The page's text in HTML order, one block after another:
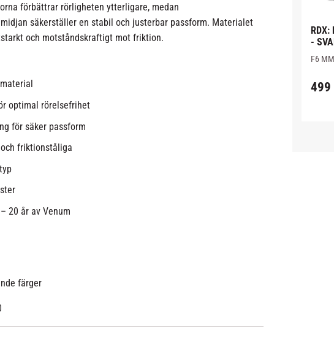
förbättrar rörligheten ytterligare, medan
säkerställer en stabil och justerbar passform. Materialet
och motståndskraftigt mot friktion.
optimal rörelsefrihet
för säker passform
friktionståliga
20 år av Venum
färger
RDX:
-
F6
499